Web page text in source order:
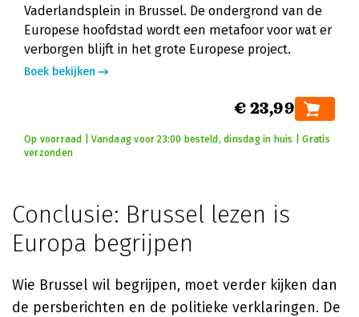
Vaderlandsplein in Brussel. De ondergrond van de
Europese hoofdstad wordt een metafoor voor wat er
verborgen blijft in het grote Europese project.
Boek bekijken
€ 23,99
Op voorraad | Vandaag voor 23:00 besteld, dinsdag in huis | Gratis
verzonden
Conclusie: Brussel lezen is
Europa begrijpen
Wie Brussel wil begrijpen, moet verder kijken dan
de persberichten en de politieke verklaringen. De